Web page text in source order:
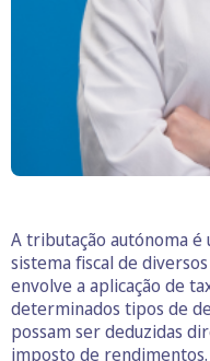
A tributação autónoma
sistema fiscal de
envolve a aplicação de
determinados tipos de
possam ser deduzidas
imposto de rendimentos.